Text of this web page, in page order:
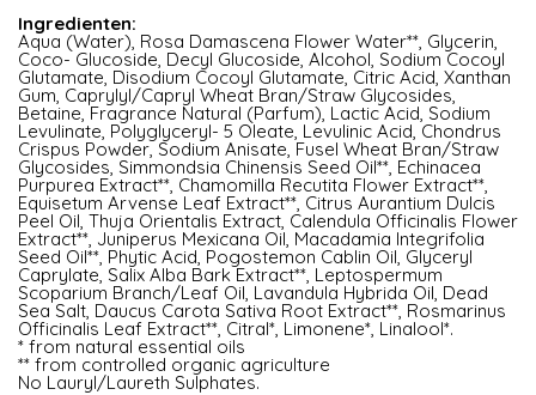
Ingredienten:
Aqua (Water), Rosa Damascena Flower Water**, Glycerin,
Coco- Glucoside, Decyl Glucoside, Alcohol, Sodium Cocoyl
Glutamate, Disodium Cocoyl Glutamate, Citric Acid, Xanthan
Gum, Caprylyl/Capryl Wheat Bran/Straw Glycosides,
Betaine, Fragrance Natural (Parfum), Lactic Acid, Sodium
Levulinate, Polyglyceryl- 5 Oleate, Levulinic Acid, Chondrus
Crispus Powder, Sodium Anisate, Fusel Wheat Bran/Straw
Glycosides, Simmondsia Chinensis Seed Oil**, Echinacea
Purpurea Extract**, Chamomilla Recutita Flower Extract**,
Equisetum Arvense Leaf Extract**, Citrus Aurantium Dulcis
Peel Oil, Thuja Orientalis Extract, Calendula Officinalis Flower
Extract**, Juniperus Mexicana Oil, Macadamia Integrifolia
Seed Oil**, Phytic Acid, Pogostemon Cablin Oil, Glyceryl
Caprylate, Salix Alba Bark Extract**, Leptospermum
Scoparium Branch/Leaf Oil, Lavandula Hybrida Oil, Dead
Sea Salt, Daucus Carota Sativa Root Extract**, Rosmarinus
Officinalis Leaf Extract**, Citral*, Limonene*, Linalool*.
* from natural essential oils
** from controlled organic agriculture
No Lauryl/Laureth Sulphates.